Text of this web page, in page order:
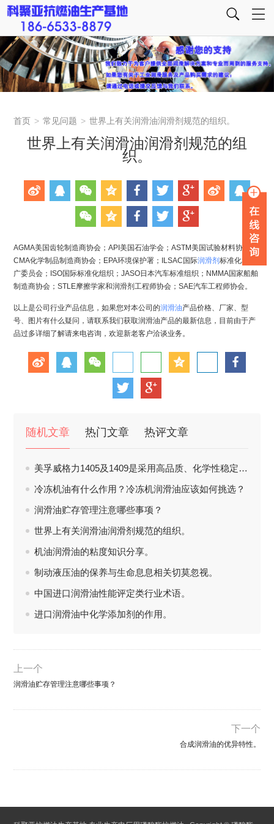
首页 > 常见问题 > 世界上有关润滑油润滑剂规范的组织。
世界上有关润滑油润滑剂规范的组
织。
AGMA美国齿轮制造商协会；API美国石油学会；ASTM美国试验材料协会；
CMA化学制品制造商协会；EPA环境保护署；ILSAC国际润滑剂标准化和推
广委员会；ISO国际标准化组织；JASO日本汽车标准组织；NMMA国家船舶
制造商协会；STLE摩擦学家和润滑剂工程师协会；SAE汽车工程师协会。
以上是公司行业产品信息，如果您对本公司的润滑油产品价格、厂家、型
号、图片有什么疑问，请联系我们获取润滑油产品的最新信息，目前由于产
品过多详细了解请来电咨询，欢迎新老客户洽谈业务。
随机文章 热门文章 热评文章
美孚威格力1405及1409是采用高品质、化学性稳定及高粘度指数之基础油
冷冻机油有什么作用？冷冻机润滑油应该如何挑选？
润滑油贮存管理注意哪些事项？
世界上有关润滑油润滑剂规范的组织。
机油润滑油的粘度知识分享。
制动液压油的保养与生命息息相关切莫忽视。
中国进口润滑油性能评定类行业术语。
进口润滑油中化学添加剂的作用。
上一个
润滑油贮存管理注意哪些事项？
下一个
合成润滑油的优异特性。